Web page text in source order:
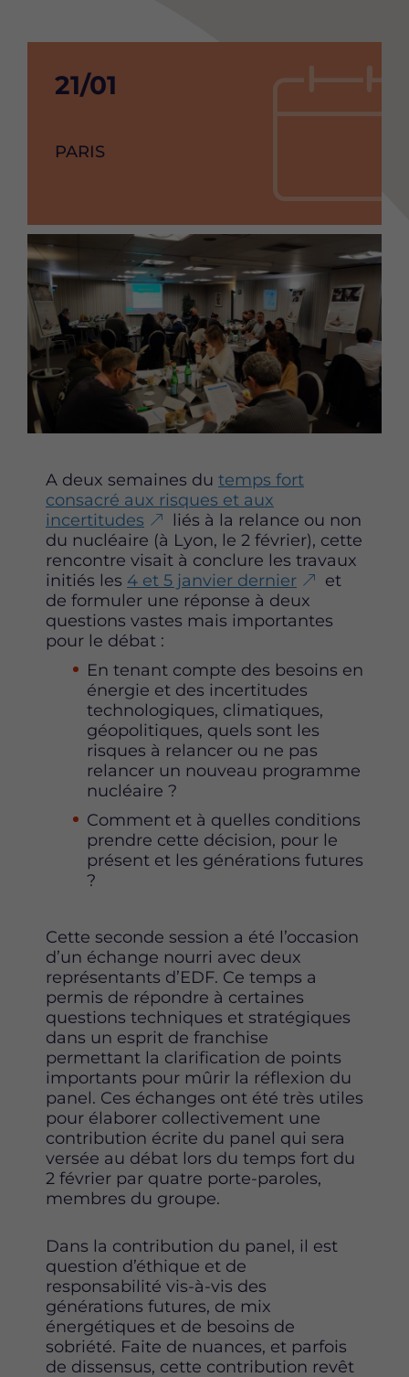
Date
debut
21/01
VILLE
PARIS
Image
Content
A deux semaines du temps fort
consacré aux risques et aux
incertitudes
liés à la relance ou non
du nucléaire (à Lyon, le 2 février), cette
rencontre visait à conclure les travaux
initiés les 4 et 5 janvier dernier
et
de formuler une réponse à deux
questions vastes mais importantes
pour le débat :
En tenant compte des besoins en
énergie et des incertitudes
technologiques, climatiques,
géopolitiques, quels sont les
risques à relancer ou ne pas
relancer un nouveau programme
nucléaire ?
Comment et à quelles conditions
prendre cette décision, pour le
présent et les générations futures
?
Cette seconde session a été l’occasion
d’un échange nourri avec deux
représentants d’EDF. Ce temps a
permis de répondre à certaines
questions techniques et stratégiques
dans un esprit de franchise
permettant la clarification de points
importants pour mûrir la réflexion du
panel. Ces échanges ont été très utiles
pour élaborer collectivement une
contribution écrite du panel qui sera
versée au débat lors du temps fort du
2 février par quatre porte-paroles,
membres du groupe.
Dans la contribution du panel, il est
question d’éthique et de
responsabilité vis-à-vis des
générations futures, de mix
énergétiques et de besoins de
sobriété. Faite de nuances, et parfois
de dissensus, cette contribution revêt